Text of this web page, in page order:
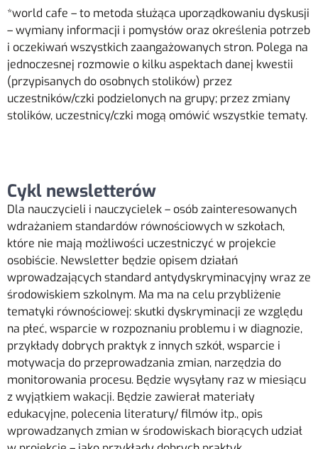
*world cafe – to metoda służąca uporządkowaniu dyskusji
– wymiany informacji i pomysłów oraz określenia potrzeb
i oczekiwań wszystkich zaangażowanych stron. Polega na
jednoczesnej rozmowie o kilku aspektach danej kwestii
(przypisanych do osobnych stolików) przez
uczestników/czki podzielonych na grupy; przez zmiany
stolików, uczestnicy/czki mogą omówić wszystkie tematy.
Cykl newsletterów
Dla nauczycieli i nauczycielek – osób zainteresowanych
wdrażaniem standardów równościowych w szkołach,
które nie mają możliwości uczestniczyć w projekcie
osobiście. Newsletter będzie opisem działań
wprowadzających standard antydyskryminacyjny wraz ze
środowiskiem szkolnym. Ma ma na celu przybliżenie
tematyki równościowej: skutki dyskryminacji ze względu
na płeć, wsparcie w rozpoznaniu problemu i w diagnozie,
przykłady dobrych praktyk z innych szkół, wsparcie i
motywacja do przeprowadzania zmian, narzędzia do
monitorowania procesu. Będzie wysyłany raz w miesiącu
z wyjątkiem wakacji. Będzie zawierał materiały
edukacyjne, polecenia literatury/ filmów itp., opis
wprowadzanych zmian w środowiskach biorących udział